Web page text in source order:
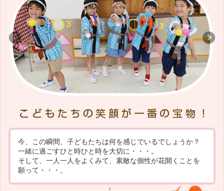
今、この瞬間、子どもたちは何を感じでいるでしょうか？
一緒に過ごすひと時ひと時を大切に・・・。
そして、一人一人をよくみて、素敵な個性が花開くことを
願って・・・。